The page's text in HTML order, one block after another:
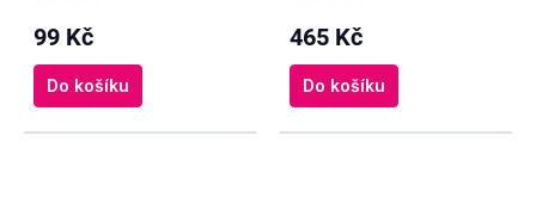
99 Kč
Do košíku
465 Kč
Do košíku